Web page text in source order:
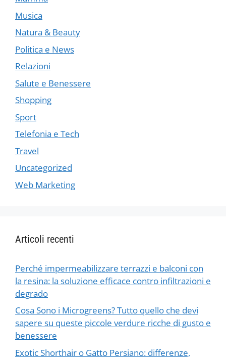
Musica
Natura & Beauty
Politica e News
Relazioni
Salute e Benessere
Shopping
Sport
Telefonia e Tech
Travel
Uncategorized
Web Marketing
Articoli recenti
Perché impermeabilizzare terrazzi e balconi con
la resina: la soluzione efficace contro infiltrazioni e
degrado
Cosa Sono i Microgreens? Tutto quello che devi
sapere su queste piccole verdure ricche di gusto e
benessere
Exotic Shorthair o Gatto Persiano: differenze,